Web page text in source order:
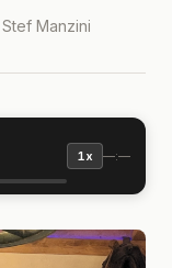
Stef Manzini
1x —:—